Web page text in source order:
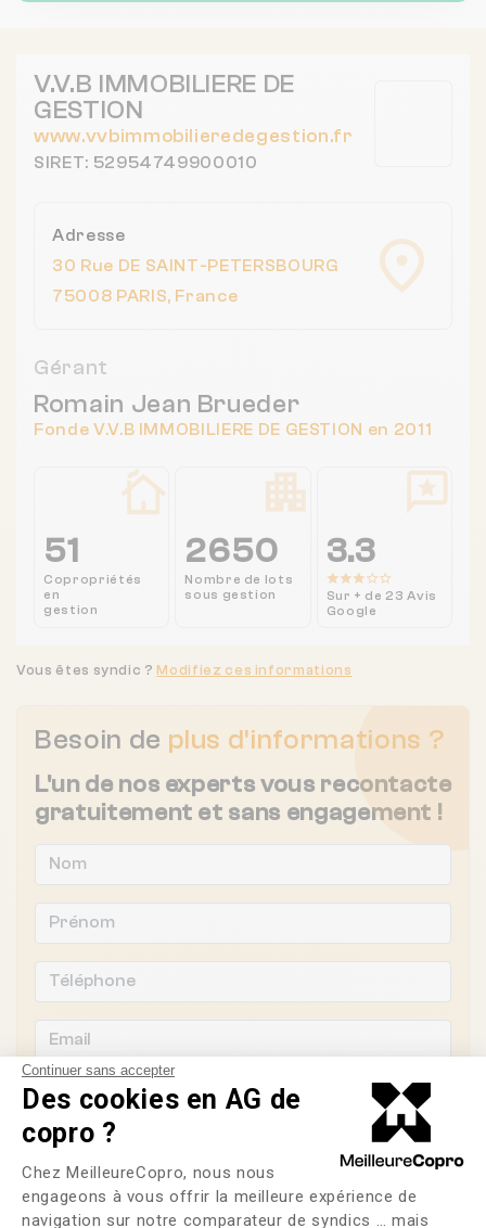
Continuer sans accepter
Des cookies en AG de
copro ?
Plateforme de Gestion du
Chez MeilleureCopro, nous nous
engageons à vous offrir la meilleure expérience de
navigation sur notre comparateur de syndics … mais
V.V.B IMMOBILIERE DE
GESTION
www.vvbimmobilieredegestion.fr
SIRET: 52954749900010
Adresse
30 Rue DE SAINT-PETERSBOURG
75008 PARIS, France
Gérant
Romain Jean Brueder
Fonde V.V.B IMMOBILIERE DE GESTION en 2011
51
Copropriétés
en
gestion
2650
Nombre de lots
sous gestion
3.3
Sur + de 23 Avis
Google
Besoin de plus d'informations ?
L'un de nos experts vous recontacte
gratuitement et sans engagement !
Souhaitez-vous changer de syndic ?
OUI NON
Vous êtes syndic ? Modifiez ces informations